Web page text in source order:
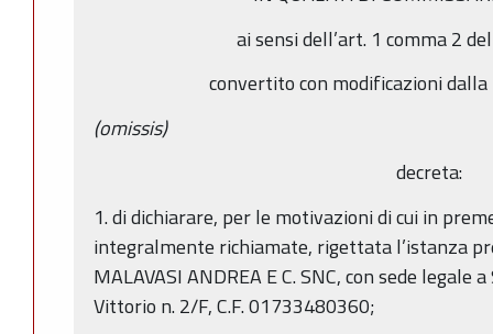
ai sensi dell’art. 1 comma 2
convertito con modificazioni
(omissis)
decreta:
1. di dichiarare, per le motivazioni di cui in
integralmente richiamate, rigettata l’istanza
MALAVASI ANDREA E C. SNC, con sede legale
Vittorio n. 2/F, C.F. 01733480360;